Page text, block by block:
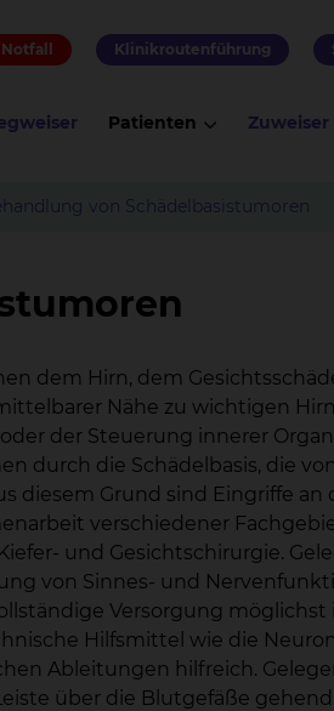
Notfall Klinikroutenführung
Patienten Zuweiser
von Schädelbasistumoren
dem Hirn, dem
Nähe zu wichtigen
der Steuerung innerer
durch die Schädelbasis, die
diesem Grund sind Eingriffe an
verschiedener
und Gesichtschirurgie.
von Sinnes- und
Versorgung möglichst
Hilfsmittel wie die
Ableitungen hilfreich.
über die Blutgefäße